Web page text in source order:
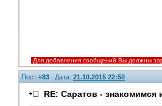
Для добавления сообщений Вы должны
Пост #83 Дата: 21.10.2015 22:50
RE: Саратов - знакомимся